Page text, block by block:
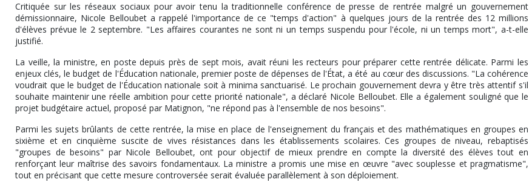
Critiquée sur les réseaux sociaux pour avoir tenu la traditionnelle conférence de presse de rentrée malgré un gouvernement
démissionnaire, Nicole Belloubet a rappelé l'importance de ce "temps d'action" à quelques jours de la rentrée des 12 millions
d'élèves prévue le 2 septembre. "Les affaires courantes ne sont ni un temps suspendu pour l'école, ni un temps mort", a-t-elle
justifié.
La veille, la ministre, en poste depuis près de sept mois, avait réuni les recteurs pour préparer cette rentrée délicate. Parmi les
enjeux clés, le budget de l'Éducation nationale, premier poste de dépenses de l'État, a été au cœur des discussions. "La cohérence
voudrait que le budget de l'Éducation nationale soit à minima sanctuarisé. Le prochain gouvernement devra y être très attentif s'il
souhaite maintenir une réelle ambition pour cette priorité nationale", a déclaré Nicole Belloubet. Elle a également souligné que le
projet budgétaire actuel, proposé par Matignon, "ne répond pas à l'ensemble de nos besoins".
Parmi les sujets brûlants de cette rentrée, la mise en place de l'enseignement du français et des mathématiques en groupes en
sixième et en cinquième suscite de vives résistances dans les établissements scolaires. Ces groupes de niveau, rebaptisés
"groupes de besoins" par Nicole Belloubet, ont pour objectif de mieux prendre en compte la diversité des élèves tout en
renforçant leur maîtrise des savoirs fondamentaux. La ministre a promis une mise en œuvre "avec souplesse et pragmatisme",
tout en précisant que cette mesure controversée serait évaluée parallèlement à son déploiement.